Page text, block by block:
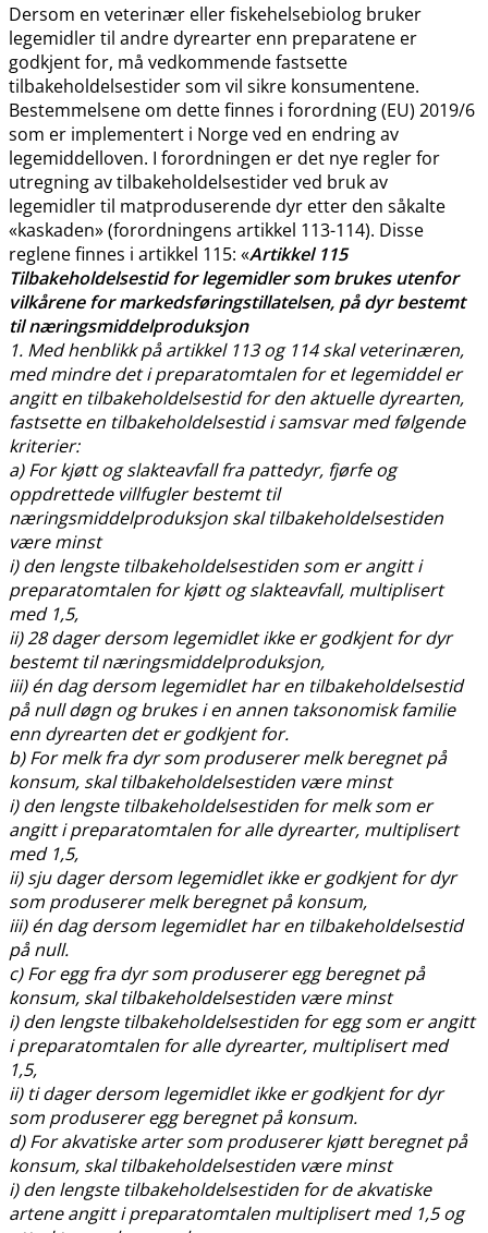
Dersom en veterinær eller fiskehelsebiolog bruker
legemidler til andre dyrearter enn preparatene er
godkjent for, må vedkommende fastsette
tilbakeholdelsestider som vil sikre konsumentene.
Bestemmelsene om dette finnes i forordning (EU) 2019/6
som er implementert i Norge ved en endring av
legemiddelloven. I forordningen er det nye regler for
utregning av tilbakeholdelsestider ved bruk av
legemidler til matproduserende dyr etter den såkalte
«kaskaden» (forordningens artikkel 113-114). Disse
reglene finnes i artikkel 115: «Artikkel 115
Tilbakeholdelsestid for legemidler som brukes utenfor
vilkårene for markedsføringstillatelsen, på dyr bestemt
til næringsmiddelproduksjon
1. Med henblikk på artikkel 113 og 114 skal veterinæren,
med mindre det i preparatomtalen for et legemiddel er
angitt en tilbakeholdelsestid for den aktuelle dyrearten,
fastsette en tilbakeholdelsestid i samsvar med følgende
kriterier:
a) For kjøtt og slakteavfall fra pattedyr, fjørfe og
oppdrettede villfugler bestemt til
næringsmiddelproduksjon skal tilbakeholdelsestiden
være minst
i) den lengste tilbakeholdelsestiden som er angitt i
preparatomtalen for kjøtt og slakteavfall, multiplisert
med 1,5,
ii) 28 dager dersom legemidlet ikke er godkjent for dyr
bestemt til næringsmiddelproduksjon,
iii) én dag dersom legemidlet har en tilbakeholdelsestid
på null døgn og brukes i en annen taksonomisk familie
enn dyrearten det er godkjent for.
b) For melk fra dyr som produserer melk beregnet på
konsum, skal tilbakeholdelsestiden være minst
i) den lengste tilbakeholdelsestiden for melk som er
angitt i preparatomtalen for alle dyrearter, multiplisert
med 1,5,
ii) sju dager dersom legemidlet ikke er godkjent for dyr
som produserer melk beregnet på konsum,
iii) én dag dersom legemidlet har en tilbakeholdelsestid
på null.
c) For egg fra dyr som produserer egg beregnet på
konsum, skal tilbakeholdelsestiden være minst
i) den lengste tilbakeholdelsestiden for egg som er angitt
i preparatomtalen for alle dyrearter, multiplisert med
1,5,
ii) ti dager dersom legemidlet ikke er godkjent for dyr
som produserer egg beregnet på konsum.
d) For akvatiske arter som produserer kjøtt beregnet på
konsum, skal tilbakeholdelsestiden være minst
i) den lengste tilbakeholdelsestiden for de akvatiske
artene angitt i preparatomtalen multiplisert med 1,5 og